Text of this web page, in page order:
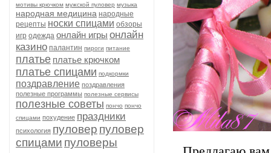
мотивы крючком мужской пуловер музыка
народная медицина народные
рецепты носки спицами обзоры
игр одежда онлайн игры онлайн
казино палантин пироги питание
платье платье крючком
платье спицами подкормки
поздравление поздравления
полезные программы полезные сервисы
полезные советы пончо пончо
спицами похудение праздники
психология пуловер пуловер
спицами пуловеры